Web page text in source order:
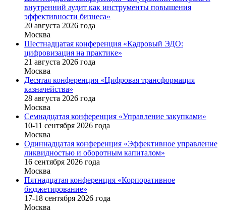
внутренний аудит как инструменты повышения
эффективности бизнеса»
20 августа 2026 года
Москва
Шестнадцатая конференция «Кадровый ЭДО:
цифровизация на практике»
21 августа 2026 года
Москва
Десятая конференция «Цифровая трансформация
казначейства»
28 августа 2026 года
Москва
Семнадцатая конференция «Управление закупками»
10-11 сентября 2026 года
Москва
Одиннадцатая конференция «Эффективное управление
ликвидностью и оборотным капиталом»
16 cентября 2026 года
Москва
Пятнадцатая конференция «Корпоративное
бюджетирование»
17-18 сентября 2026 года
Москва